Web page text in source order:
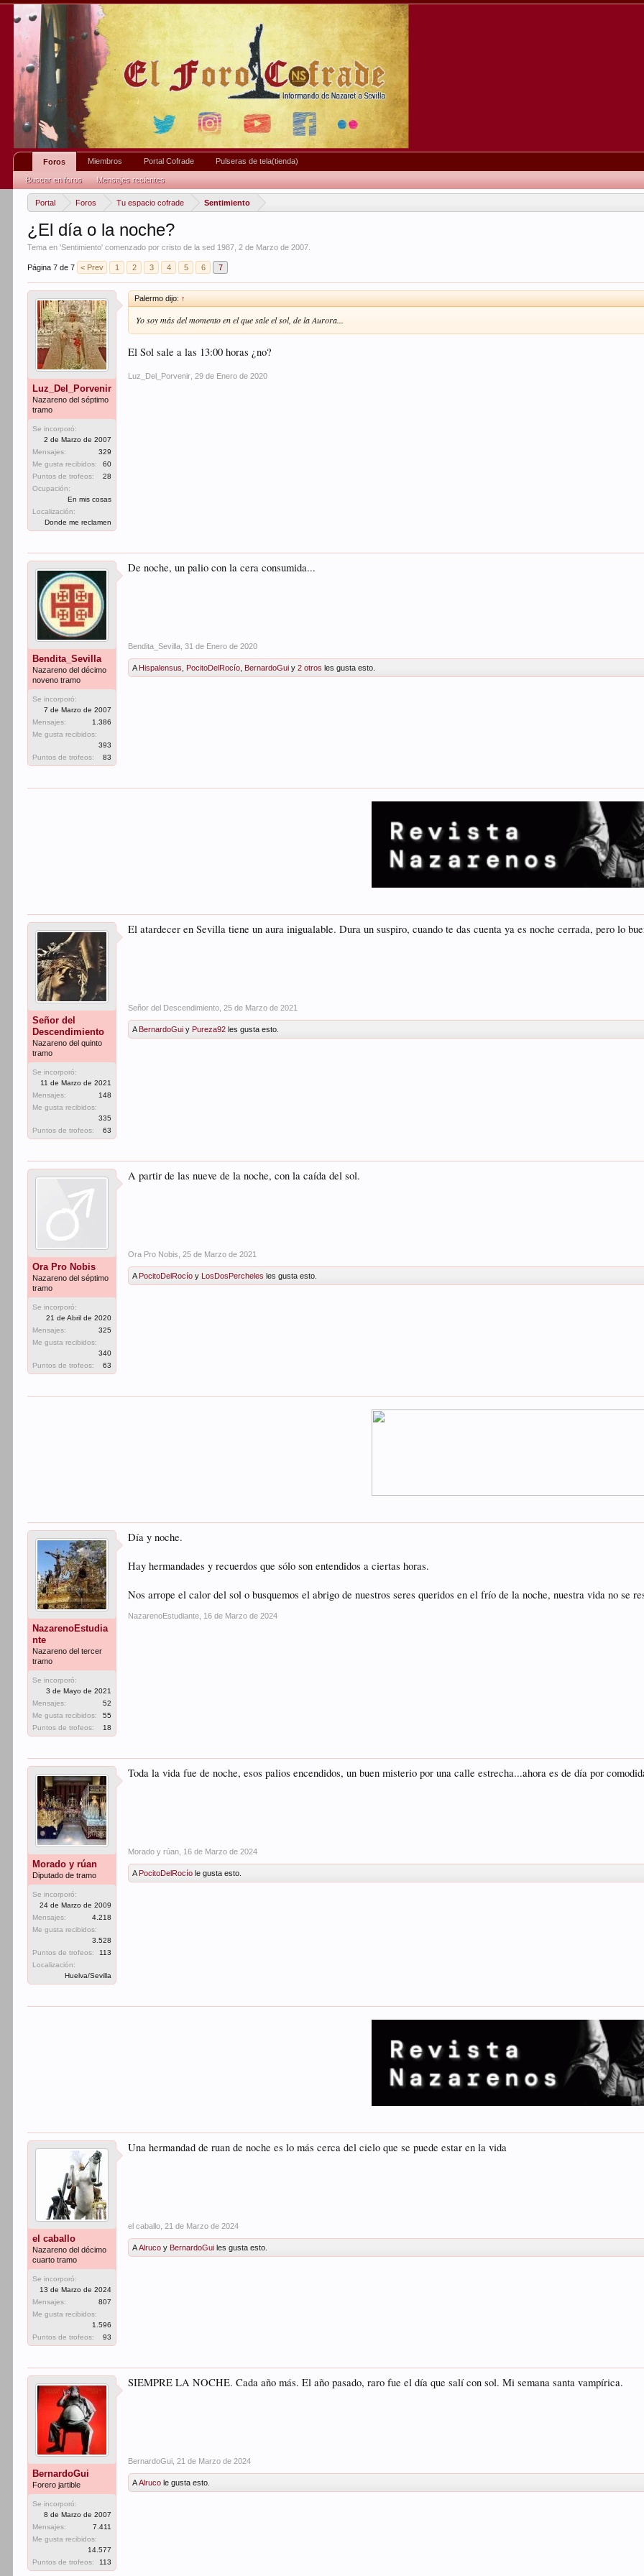
Portal Foros Tu espacio cofrade Sentimiento
¿El día o la noche?
Tema en 'Sentimiento' comenzado porcristo de la sed 1987 ,2 de Marzo de 2007
Página 7 de 7 < Prev 1 2 3 4 5 6 7
Luz_Del_Porvenir
Nazareno del séptimo
tramo
Se incorporó:
2 de Marzo de 2007
Mensajes:
329
Me gusta recibidos:
60
Puntos de trofeos:
28
Ocupación:
En mis cosas
Localización:
Donde me reclamen
Palermo dijo: ↑
Yo soy más del momento en el que sale el sol, de la Aurora...
El Sol sale a las 13:00 horas ¿no?
Luz_Del_Porvenir 29 de Enero de 2020
Bendita_Sevilla
Nazareno del décimo
noveno tramo
Se incorporó:
7 de Marzo de 2007
Mensajes:
1.386
Me gusta recibidos:
393
Puntos de trofeos:
83
De noche, un palio con la cera consumida...
Bendita_Sevilla 31 de Enero de 2020
AHispalensus ,PocitoDelRocío ,BernardoGui y2 otros les gusta esto.
Señor del
Descendimiento
Nazareno del quinto
tramo
Se incorporó:
11 de Marzo de 2021
Mensajes:
148
Me gusta recibidos:
335
Puntos de trofeos:
63
El atardecer en Sevilla tiene un aura inigualable. Dura un suspiro, cuando te das cuenta ya es noche cerrada, pero lo
Señor del Descendimiento 25 de Marzo de 2021
ABernardoGui yPureza92 les gusta esto.
Ora Pro Nobis
Nazareno del séptimo
tramo
Se incorporó:
21 de Abril de 2020
Mensajes:
325
Me gusta recibidos:
340
Puntos de trofeos:
63
A partir de las nueve de la noche, con la caída del sol.
Ora Pro Nobis 25 de Marzo de 2021
APocitoDelRocío yLosDosPercheles les gusta esto.
NazarenoEstudia
nte
Nazareno del tercer
tramo
Se incorporó:
3 de Mayo de 2021
Mensajes:
52
Me gusta recibidos:
55
Puntos de trofeos:
18
Día y noche.
Hay hermandades y recuerdos que sólo son entendidos a ciertas horas.
Nos arrope el calor del sol o busquemos el abrigo de nuestros seres queridos en el frío de la noche, nuestra vida no se
NazarenoEstudiante 16 de Marzo de 2024
Morado y rúan
Diputado de tramo
Se incorporó:
24 de Marzo de 2009
Mensajes:
4.218
Me gusta recibidos:
3.528
Puntos de trofeos:
113
Localización:
Huelva/Sevilla
Toda la vida fue de noche, esos palios encendidos, un buen misterio por una calle estrecha...ahora es de día por
Morado y rúan 16 de Marzo de 2024
APocitoDelRocío le gusta esto.
el caballo
Nazareno del décimo
cuarto tramo
Se incorporó:
13 de Marzo de 2024
Mensajes:
807
Me gusta recibidos:
1.596
Puntos de trofeos:
93
Una hermandad de ruan de noche es lo más cerca del cielo que se puede estar en la vida
el caballo 21 de Marzo de 2024
AAlruco yBernardoGui les gusta esto.
BernardoGui
Forero jartible
Se incorporó:
8 de Marzo de 2007
Mensajes:
7.411
Me gusta recibidos:
14.577
Puntos de trofeos:
113
SIEMPRE LA NOCHE. Cada año más. El año pasado, raro fue el día que salí con sol. Mi semana santa vampírica.
BernardoGui 21 de Marzo de 2024
AAlruco le gusta esto.
Foros
Buscar en foros Mensajes recientes
Miembros Portal Cofrade Pulseras de tela(tienda)